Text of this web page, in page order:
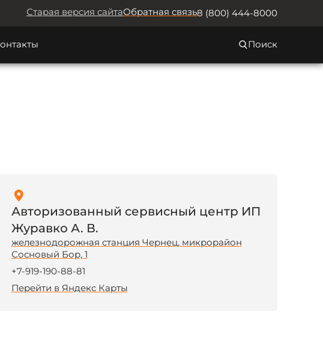
Старая версия сайтаОбратная связь8 (800) 444-8000
Поиск
Авторизованный сервисный центр ИП
Журавко А. В.
железнодорожная станция Чернец, микрорайон
Сосновый Бор, 1
+7-919-190-88-81
Перейти в Яндекс Карты